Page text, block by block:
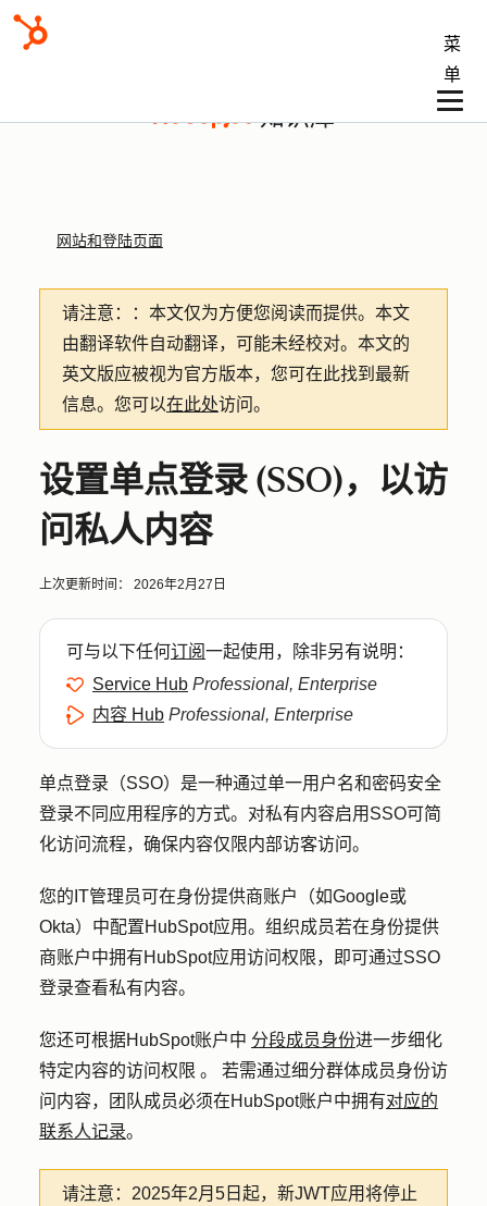
菜
单
知识库
网站和登陆页面
请注意： ：本文仅为方便您阅读而提供。 本文
由翻译软件自动翻译，可能未经校对。本文的
英文版应被视为官方版本，您可在此找到最新
信息。您可以在此处访问。
设置单点登录 (SSO)，以访
问私人内容
上次更新时间： 2026年2月27日
可与以下任何订阅一起使用，除非另有说明：
Service Hub Professional, Enterprise
内容 Hub Professional, Enterprise
单点登录（SSO）是一种通过单一用户名和密码安全
登录不同应用程序的方式。对私有内容启用SSO可简
化访问流程，确保内容仅限内部访客访问。
您的IT管理员可在身份提供商账户（如Google或
Okta）中配置HubSpot应用。组织成员若在身份提供
商账户中拥有HubSpot应用访问权限，即可通过SSO
登录查看私有内容。
您还可根据HubSpot账户中 分段成员身份进一步细化
特定内容的访问权限 。 若需通过细分群体成员身份访
问内容，团队成员必须在HubSpot账户中拥有对应的
联系人记录。
请注意： 2025年2月5日起，新JWT应用将停止